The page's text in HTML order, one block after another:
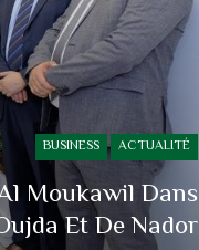
ACTUALITÉ
BUSINESS
Moukawil Dans
Et De Nador